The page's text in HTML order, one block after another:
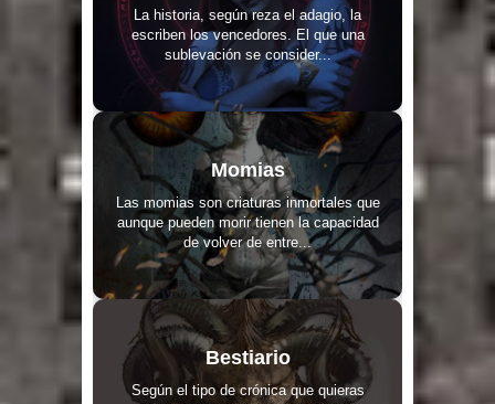
La historia, según reza el adagio, la
escriben los vencedores. El que una
sublevación se consider...
Momias
Las momias son criaturas inmortales que
aunque pueden morir tienen la capacidad
de volver de entre...
Bestiario
Según el tipo de crónica que quieras